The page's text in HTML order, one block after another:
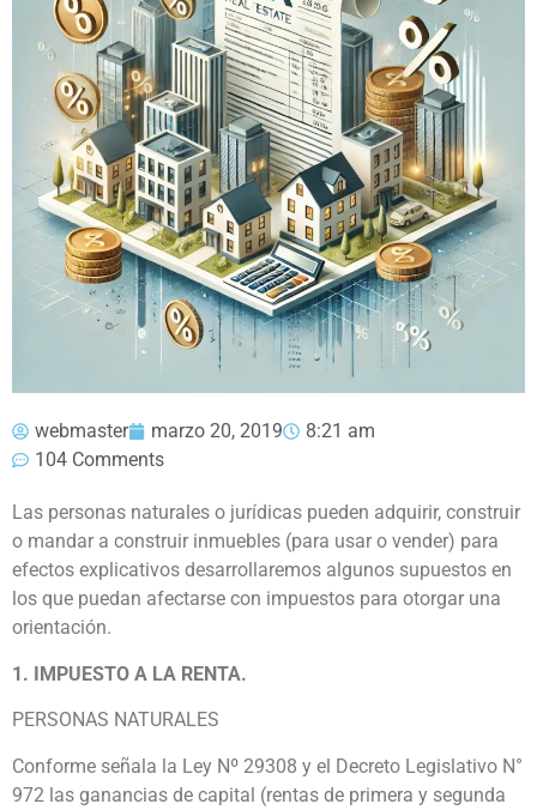
webmaster marzo 20, 2019
8:21 am
104 Comments
Las personas naturales o jurídicas pueden adquirir, construir
o mandar a construir inmuebles (para usar o vender) para
efectos explicativos desarrollaremos algunos supuestos en
los que puedan afectarse con impuestos para otorgar una
orientación.
1. IMPUESTO A LA RENTA.
PERSONAS NATURALES
Conforme señala la Ley Nº 29308 y el Decreto Legislativo N°
972 las ganancias de capital (rentas de primera y segunda